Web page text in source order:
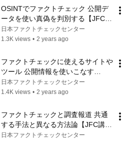
OSINTでファクトチェック 公開デ
ータを使い真偽を判別する【JFC講
座 実践編6】
日本ファクトチェックセンター
1.3K views • 2 years ago
ファクトチェックに使えるサイトや
ツール 公開情報を使いこなす
【JFC講座 実践編7】
日本ファクトチェックセンター
1.4K views • 2 years ago
ファクトチェックと調査報道 共通
する手法と異なる方法論【JFC講座
実践編8】
日本ファクトチェックセンター